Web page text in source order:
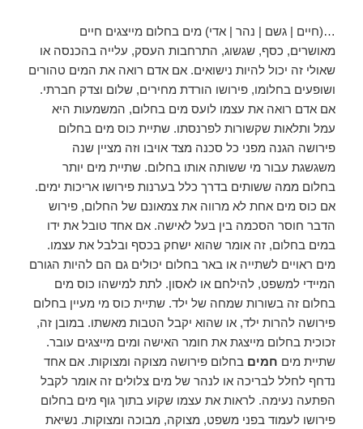
…(חיים | גשם | נהר | אדי) מים בחלום מייצגים חיים
מאושרים, כסף, שגשוג, התרחבות העסק, עלייה בהכנסה או
שאולי זה יכול להיות נישואים. אם אדם רואה את המים טהורים
ושופעים בחלומו, פירושו הורדת מחירים, שלום וצדק חברתי.
אם אדם רואה את עצמו לועס מים בחלום, המשמעות היא
עמל ותלאות שקשורות לפרנסתו. שתיית כוס מים בחלום
פירושה הגנה מפני כל סכנה מצד אויבו וזה מציין שנה
משגשגת עבור מי ששותה אותו בחלום. שתיית מים יותר
בחלום ממה ששותים בדרך כלל בערנות פירושו אריכות ימים.
אם כוס מים אחת לא מרווה את צמאונם של החלום, פירוש
הדבר חוסר הסכמה בין בעל לאישה. אם אחד טובל את ידו
במים בחלום, זה אומר שהוא ישחק בכסף ובלבל את עצמו.
מים ראויים לשתייה או באר בחלום יכולים גם הם להיות הגורם
המיידי למשפט, להילחם או לאסון. לתת למישהו כוס מים
בחלום זה בשורות שמחה של ילד. שתיית כוס מי מעיין בחלום
פירושה להרות ילד, או שהוא יקבל הטבות מאשתו. במובן זה,
זכוכית בחלום מייצגת את חומר האישה ומים מייצגים עובר.
שתיית מים חמים בחלום פירושה מצוקה ומצוקות. אם אחד
נדחף לחלל לבריכה או לנהר של מים צלולים זה אומר לקבל
הפתעה נעימה. לראות את עצמו שקוע בתוך גוף מים בחלום
פירושו לעמוד בפני משפט, מצוקה, מבוכה ומצוקות. נשיאת